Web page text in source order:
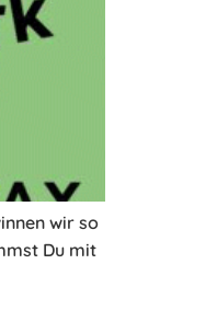
wir so
Du mit